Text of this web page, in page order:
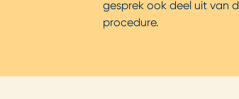
gesprek ook deel uit van
procedure.